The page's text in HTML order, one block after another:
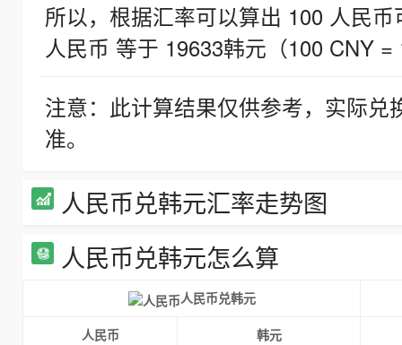
所以，根据汇率可以算出 100 人民
人民币 等于 19633韩元（100 CNY =
注意：此计算结果仅供参考，实际
准。
人民币兑韩元汇率走势图
人民币兑韩元怎么算
人民币兑韩元
人民币
韩元